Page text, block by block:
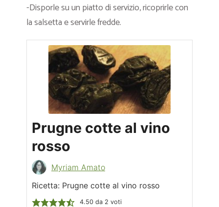
-Disporle su un piatto di servizio, ricoprirle con
la salsetta e servirle fredde.
Prugne cotte al vino
rosso
Myriam Amato
Ricetta: Prugne cotte al vino rosso
4.50da 2 voti